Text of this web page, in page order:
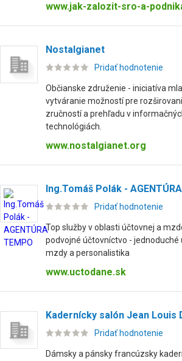
www.jak-zalozit-sro-a-
Nostalgianet
Pridať hodnotenie
Občianske združenie - iniciatíva
vytváranie možností pre
zručností a prehľadu v
technológiách.
www.nostalgianet.org
Ing.Tomáš Polák -
Pridať hodnotenie
Top služby v oblasti účtovnej a
podvojné účtovníctvo - jednoduché
mzdy a personalistika
www.uctodane.sk
Kadernícky salón Jean Louis
Pridať hodnotenie
Dámsky a pánsky francúzsky